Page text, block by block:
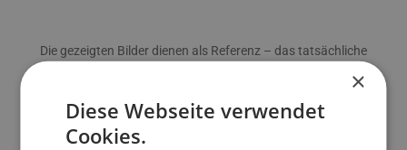
Die gezeigten Bilder dienen als Referenz – das tatsächliche
×
Diese Webseite verwendet
Cookies.